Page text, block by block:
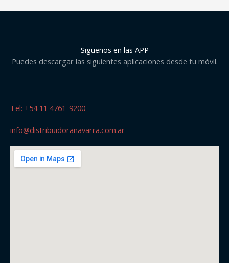
Siguenos en las APP
Puedes descargar las siguientes aplicaciones desde tu móvil.
Tel: +54 11 4761-9200
info@distribuidoranavarra.com.ar